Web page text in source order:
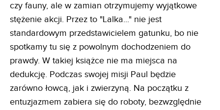
czy fauny, ale w zamian otrzymujemy wyjątkowe
stężenie akcji. Przez to "Lalka..." nie jest
standardowym przedstawicielem gatunku, bo nie
spotkamy tu się z powolnym dochodzeniem do
prawdy. W takiej książce nie ma miejsca na
dedukcję. Podczas swojej misji Paul będzie
zarówno łowcą, jak i zwierzyną. Na początku z
entuzjazmem zabiera się do roboty, bezwzględnie